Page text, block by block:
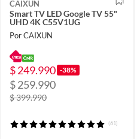
CAIXUN
Smart TV LED Google TV 55"
UHD 4K C55V1UG
Por CAIXUN
$ 249.990 -38%
$ 259.990
$ 399.990
(61)